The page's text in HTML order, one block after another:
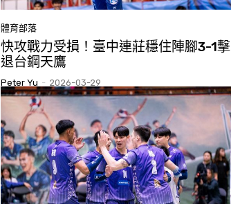
體育部落
快攻戰力受損！臺中連莊穩住陣腳3-1擊
退台鋼天鷹
Peter Yu - 2026-03-29